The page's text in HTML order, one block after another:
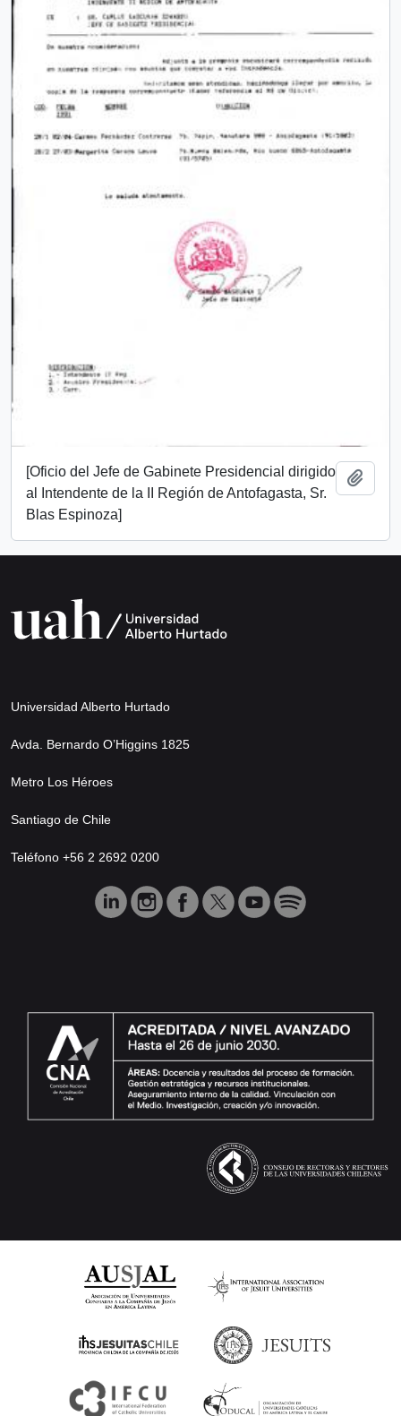
[Oficio del Jefe de Gabinete Presidencial dirigido
al Intendente de la II Región de Antofagasta, Sr.
Blas Espinoza]
Universidad Alberto Hurtado
Avda. Bernardo O’Higgins 1825
Metro Los Héroes
Santiago de Chile
Teléfono +56 2 2692 0200